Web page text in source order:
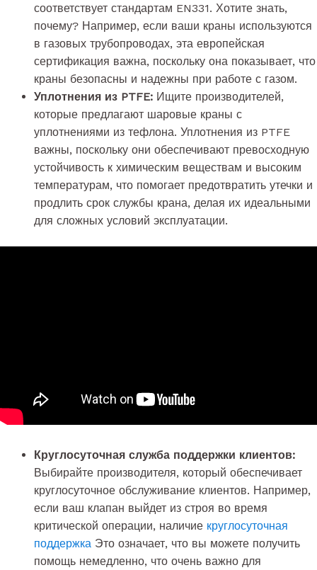
соответствует стандартам EN331. Хотите знать,
почему? Например, если ваши краны используются
в газовых трубопроводах, эта европейская
сертификация важна, поскольку она показывает, что
краны безопасны и надежны при работе с газом.
Уплотнения из PTFE: Ищите производителей,
которые предлагают шаровые краны с
уплотнениями из тефлона. Уплотнения из PTFE
важны, поскольку они обеспечивают превосходную
устойчивость к химическим веществам и высоким
температурам, что помогает предотвратить утечки и
продлить срок службы крана, делая их идеальными
для сложных условий эксплуатации.
Круглосуточная служба поддержки клиентов:
Выбирайте производителя, который обеспечивает
круглосуточное обслуживание клиентов. Например,
если ваш клапан выйдет из строя во время
критической операции, наличие круглосуточная
поддержка Это означает, что вы можете получить
помощь немедленно, что очень важно для